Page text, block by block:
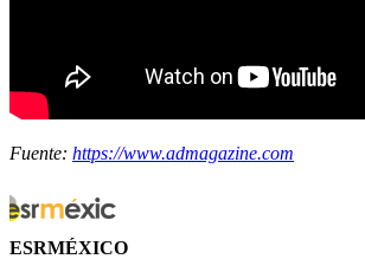
Fuente: https://www.admagazine.com
ESRMÉXICO